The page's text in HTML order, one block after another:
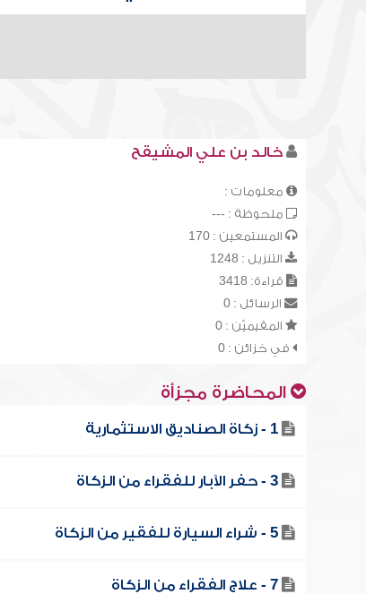
خالد بن علي المشيقح
معلومات :
ملحوظة : ---
المستمعين : 170
التنزيل : 1248
قراءة: 3418
الرسائل : 0
المقيميّن : 0
في خزائن : 0
المحاضرة مجزأة
1 - زكاة الصناديق الاستثمارية
3 - حفر الآبار للفقراء من الزكاة
5 - شراء السيارة للفقير من الزكاة
7 - علاج الفقراء من الزكاة